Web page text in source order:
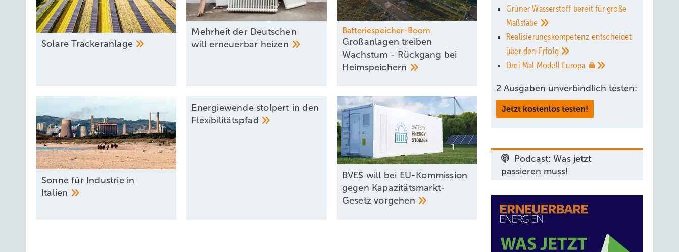
SolareTrackeranlage
Mehrheit der Deutschen
will erneuerbar heizen
Batteriespeicher-Boom
Großanlagen treiben
Wachstum - Rückgang bei
Heimspeichern
Sonne für Industrie in
Italien
Energiewende stolpert in den
Flexibilitätspfad
BVES will bei EU-Kommission
gegen Kapazitätsmarkt-
Gesetzvorgehen
Grüner Wasserstoff bereit für große
Maßstäbe
Realisierungskompetenz entscheidet
über den Erfolg
Drei Mal Modell Europa
2 Ausgaben unverbindlich testen:
Jetzt kostenlos testen!
Podcast: Was jetzt
passieren muss!